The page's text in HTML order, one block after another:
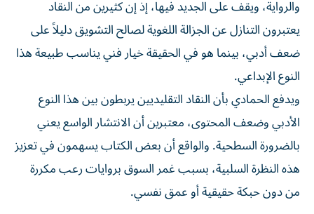
والرواية، ويقف على الجديد فيها، إذ إن كثيرين من النقاد
يعتبرون التنازل عن الجزالة اللغوية لصالح التشويق دليلاً على
ضعف أدبي، بينما هو في الحقيقة خيار فني يناسب طبيعة هذا
النوع الإبداعي.
ويدفع الحمادي بأن النقاد التقليديين يربطون بين هذا النوع
الأدبي وضعف المحتوى، معتبرين أن الانتشار الواسع يعني
بالضرورة السطحية. والواقع أن بعض الكتاب يسهمون في تعزيز
هذه النظرة السلبية، بسبب غمر السوق بروايات رعب مكررة
من دون حبكة حقيقية أو عمق نفسي.